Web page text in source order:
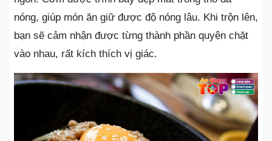
nóng, giúp món ăn giữ được độ nóng lâu. Khi trộn lên,
bạn sẽ cảm nhận được từng thành phần quyện chặt
vào nhau, rất kích thích vị giác.